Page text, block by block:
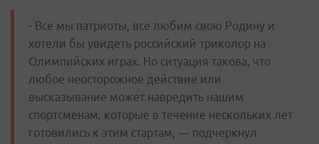
- Все мы патриоты, все любим свою Родину и
хотели бы увидеть российский триколор на
Олимпийских играх. Но ситуация такова, что
любое неосторожное действие или
высказывание может навредить нашим
спортсменам, которые в течение нескольких лет
готовились к этим стартам, — подчеркнул